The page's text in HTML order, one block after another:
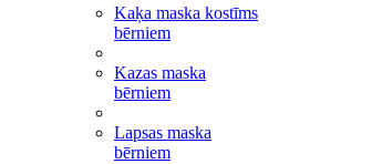
Kaķa maska kostīms
bērniem
Kazas maska
bērniem
Lapsas maska
bērniem